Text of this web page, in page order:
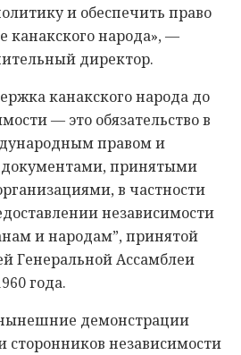
и обеспечить право
канакского народа», —
директор.
канакского народа до
— это обязательство в
правом и
принятыми
в частности
независимости
и народам”, принятой
Генеральной Ассамблеи
года.
нынешние демонстрации
сторонников независимости